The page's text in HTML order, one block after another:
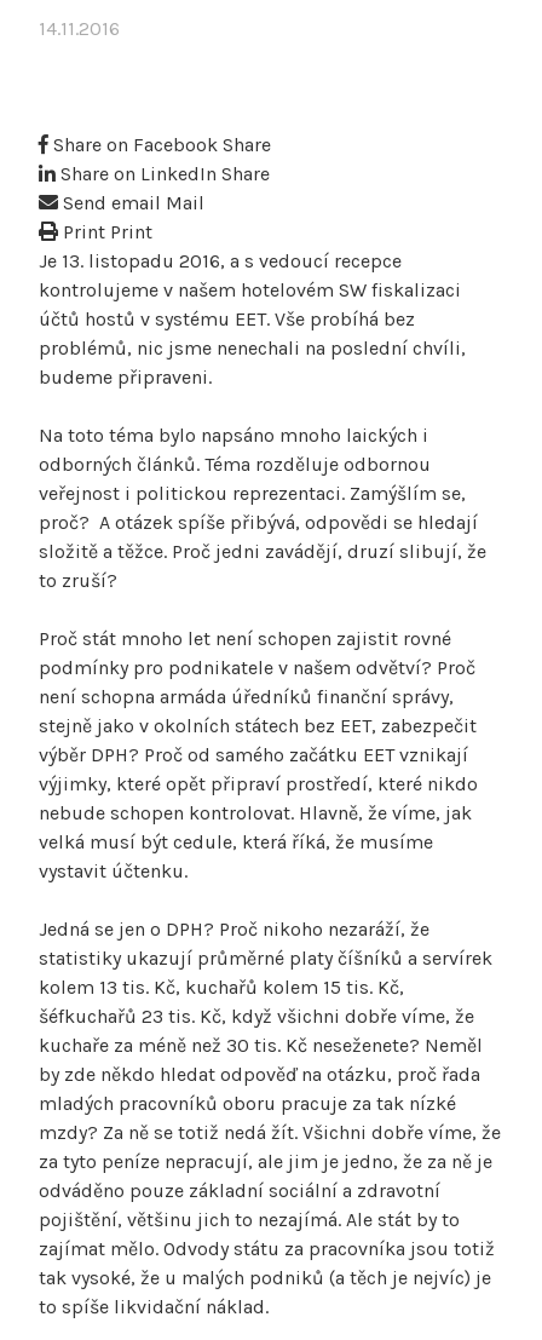
14.11.2016
Share on Facebook Share
Share on LinkedIn Share
Send email Mail
Print Print
Je 13. listopadu 2016, a s vedoucí recepce
kontrolujeme v našem hotelovém SW fiskalizaci
účtů hostů v systému EET. Vše probíhá bez
problémů, nic jsme nenechali na poslední chvíli,
budeme připraveni.
Na toto téma bylo napsáno mnoho laických i
odborných článků. Téma rozděluje odbornou
veřejnost i politickou reprezentaci. Zamýšlím se,
proč? A otázek spíše přibývá, odpovědi se hledají
složitě a těžce. Proč jedni zavádějí, druzí slibují, že
to zruší?
Proč stát mnoho let není schopen zajistit rovné
podmínky pro podnikatele v našem odvětví? Proč
není schopna armáda úředníků finanční správy,
stejně jako v okolních státech bez EET, zabezpečit
výběr DPH? Proč od samého začátku EET vznikají
výjimky, které opět připraví prostředí, které nikdo
nebude schopen kontrolovat. Hlavně, že víme, jak
velká musí být cedule, která říká, že musíme
vystavit účtenku.
Jedná se jen o DPH? Proč nikoho nezaráží, že
statistiky ukazují průměrné platy číšníků a servírek
kolem 13 tis. Kč, kuchařů kolem 15 tis. Kč,
šéfkuchařů 23 tis. Kč, když všichni dobře víme, že
kuchaře za méně než 30 tis. Kč neseženete? Neměl
by zde někdo hledat odpověď na otázku, proč řada
mladých pracovníků oboru pracuje za tak nízké
mzdy? Za ně se totiž nedá žít. Všichni dobře víme, že
za tyto peníze nepracují, ale jim je jedno, že za ně je
odváděno pouze základní sociální a zdravotní
pojištění, většinu jich to nezajímá. Ale stát by to
zajímat mělo. Odvody státu za pracovníka jsou totiž
tak vysoké, že u malých podniků (a těch je nejvíc) je
to spíše likvidační náklad.